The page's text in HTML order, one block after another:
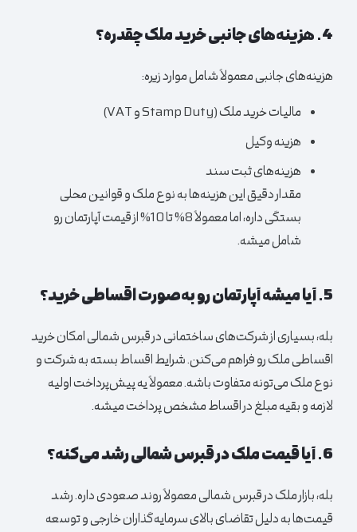
4. هزینه‌های جانبی خرید ملک چقدره؟
هزینه‌های جانبی معمولاً شامل موارد زیره:
مالیات خرید ملک (Stamp Duty و VAT)
هزینه وکیل
هزینه‌های ثبت سند
مقدار دقیق این هزینه‌ها به نوع ملک و قوانین محلی
بستگی داره، اما معمولاً 8% تا 10% از قیمت
آپارتمانرو
شامل میشه.
5. آیا میشه آپارتمانرو به‌صورت اقساطی خرید؟
بله، بسیاری از شرکت‌های ساختمانی در قبرس شمالی امکان خرید
اقساطی ملک رو فراهم می‌کنن. شرایط اقساط بسته به شرکت و
نوع ملک می‌تونه متفاوت باشه. معمولاً یه پیش‌پرداخت اولیه
لازمه و بقیه مبلغ در اقساط مشخص پرداخت میشه.
6. آیا قیمت ملک در قبرس شمالی رشد می‌کنه؟
بله، بازار ملک در قبرس شمالی معمولاً روند صعودی داره. رشد
قیمت‌ها به دلیل تقاضای بالای سرمایه‌گذاران خارجی و توسعه